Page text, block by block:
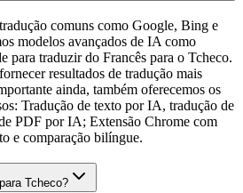
comuns como Google, Bing e
modelos avançados de IA como
para traduzir do Francês para o Tcheco.
resultados de tradução mais
ainda, também oferecemos os
Tradução de texto por IA, tradução de
PDF por IA; Extensão Chrome com
e comparação bilíngue.
Tcheco?